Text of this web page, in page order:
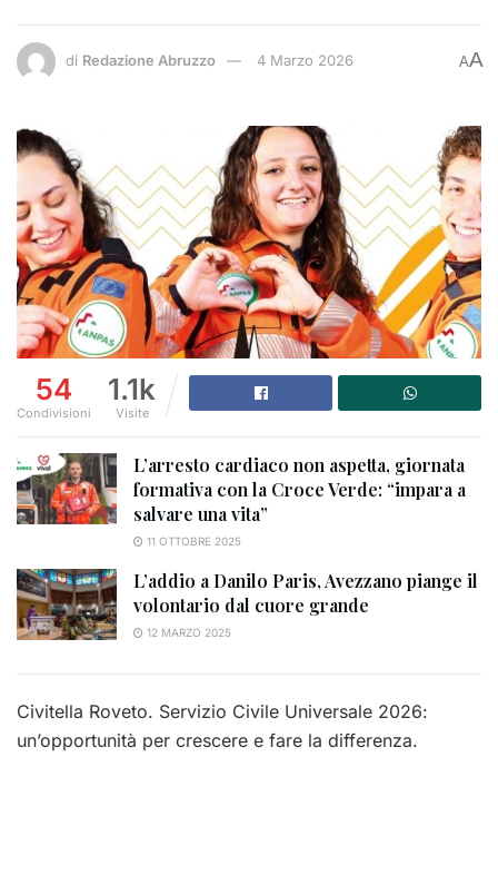
di Redazione Abruzzo 4 Marzo 2026 AA
54
Condivisioni
1.1k
Visite
​L’arresto cardiaco non aspetta, giornata
formativa con la Croce Verde: “impara a
salvare una vita”
11 OTTOBRE 2025
L’addio a Danilo Paris, Avezzano piange il
volontario dal cuore grande
12 MARZO 2025
Civitella Roveto. Servizio Civile Universale 2026:
un’opportunità per crescere e fare la differenza.